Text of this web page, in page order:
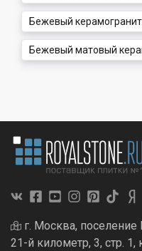
Бежевый
Бежевый матовый
г. Москва,
21-й километр, 3, стр.